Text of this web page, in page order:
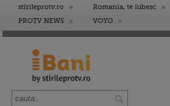
stirileprotv.ro Romania, te iubesc
PROTV NEWS
VOYO